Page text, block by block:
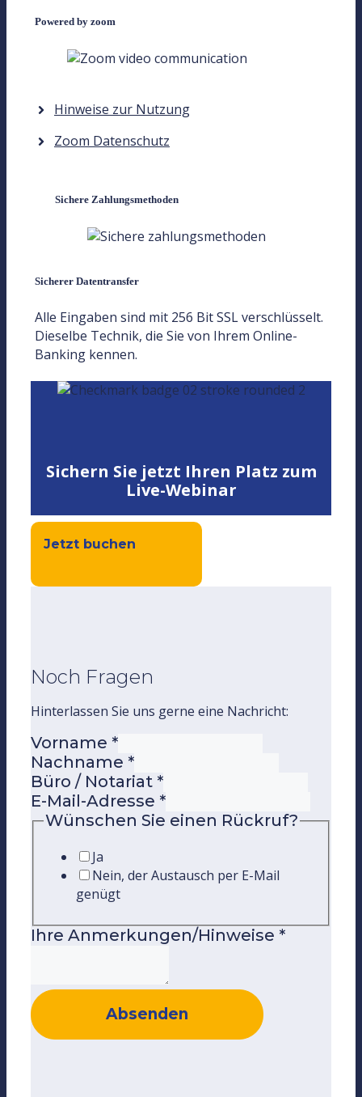
Powered by zoom
Hinweise zur Nutzung
Zoom Datenschutz
Sichere Zahlungsmethoden
Sicherer Datentransfer
Alle Eingaben sind mit 256 Bit SSL verschlüsselt.
Dieselbe Technik, die Sie von Ihrem Online-
Banking kennen.
Sichern Sie jetzt Ihren Platz zum
Live-Webinar
Jetzt buchen
Noch Fragen
Hinterlassen Sie uns gerne eine Nachricht:
Vorname *
Nachname *
Büro / Notariat *
E-Mail-Adresse *
Wünschen Sie einen Rückruf?
Ja
Nein, der Austausch per E-Mail
genügt
Ihre Anmerkungen/Hinweise *
Absenden